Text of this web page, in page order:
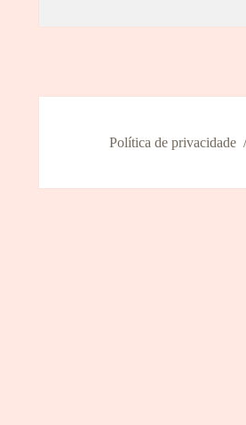
Política de privacidade